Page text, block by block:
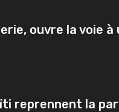
ouvre la voie
reprennent la